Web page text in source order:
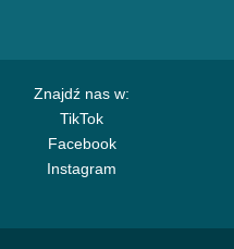
Znajdź nas w:
TikTok
Facebook
Instagram